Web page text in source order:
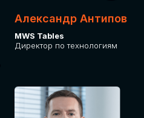
Александр Антипов
MWS Tables
Директор по технологиям